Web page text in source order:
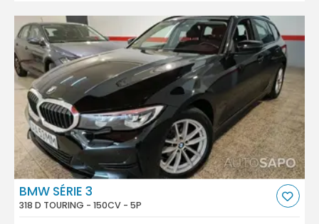
BMW SÉRIE 3
318 D TOURING - 150CV - 5P